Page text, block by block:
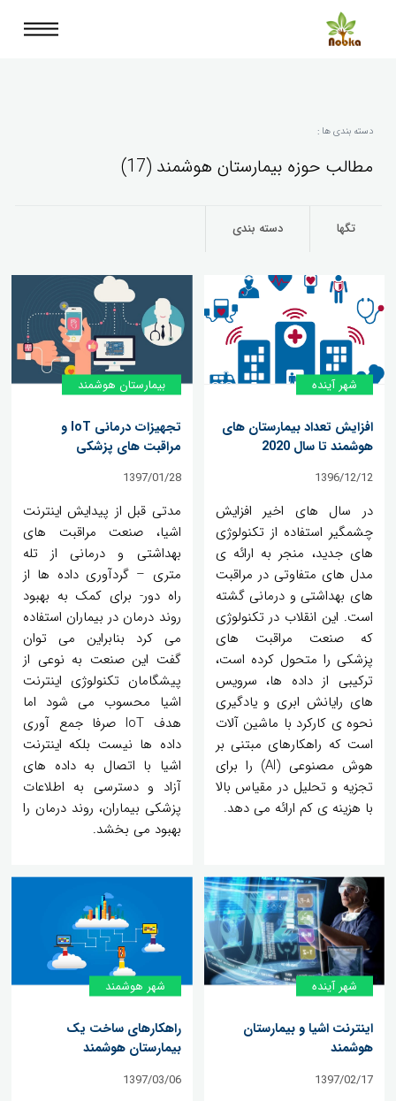
دسته بندی ها :
مطالب حوزه بیمارستان هوشمند (17)
تگها دسته بندی
شهر آینده
افزایش تعداد بیمارستان های
هوشمند تا سال 2020
1396/12/12
در سال های اخیر افزایش
چشمگیر استفاده از تکنولوژی
های جدید، منجر به ارائه ی
مدل های متفاوتی در مراقبت
های بهداشتی و درمانی گشته
است. این انقلاب در تکنولوژی
که صنعت مراقبت های
پزشکی را متحول کرده است،
ترکیبی از داده ها، سرویس
های رایانش ابری و یادگیری
نحوه ی کارکرد با ماشین آلات
است که راهکارهای مبتنی بر
هوش مصنوعی (AI) را برای
تجزیه و تحلیل در مقیاس بالا
با هزینه ی کم ارائه می دهد.
بیمارستان هوشمند
تجهیزات درمانی IoT و
مراقبت های پزشکی
1397/01/28
مدتی قبل از پیدایش اینترنت
اشیا، صنعت مراقبت های
بهداشتی و درمانی از تله
متری – گردآوری داده ها از
راه دور- برای کمک به بهبود
روند درمان در بیماران استفاده
می کرد بنابراین می توان
گفت این صنعت به نوعی از
پیشگامان تکنولوژی اینترنت
اشیا محسوب می شود اما
هدف IoT صرفا جمع آوری
داده ها نیست بلکه اینترنت
اشیا با اتصال به داده های
آزاد و دسترسی به اطلاعات
پزشکی بیماران، روند درمان را
بهبود می بخشد.
شهر آینده
اینترنت اشیا و بیمارستان‌
هوشمند
1397/02/17
شهر هوشمند
راهکارهای ساخت یک
بیمارستان هوشمند
1397/03/06